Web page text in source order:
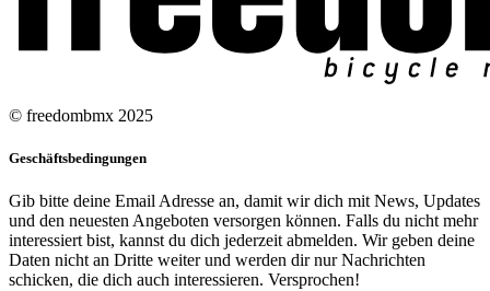
© freedombmx 2025
Geschäftsbedingungen
Gib bitte deine Email Adresse an, damit wir dich mit News, Updates
und den neuesten Angeboten versorgen können. Falls du nicht mehr
interessiert bist, kannst du dich jederzeit abmelden. Wir geben deine
Daten nicht an Dritte weiter und werden dir nur Nachrichten
schicken, die dich auch interessieren. Versprochen!